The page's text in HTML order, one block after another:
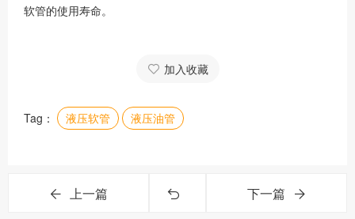
软管的使用寿命。
加入收藏
Tag： 液压软管 液压油管
上一篇 下一篇